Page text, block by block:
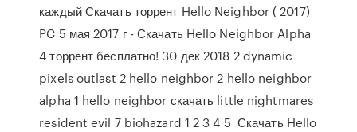
каждый Скачать торрент Hello Neighbor ( 2017)
PC 5 мая 2017 г - Скачать Hello Neighbor Alpha
4 торрент бесплатно! 30 дек 2018 2 dynamic
pixels outlast 2 hello neighbor 2 hello neighbor
alpha 1 hello neighbor скачать little nightmares
resident evil 7 biohazard 1 2 3 4 5 Скачать Hello